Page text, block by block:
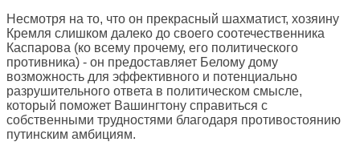
Несмотря на то, что он прекрасный шахматист, хозяину
Кремля слишком далеко до своего соотечественника
Каспарова (ко всему прочему, его политического
противника) - он предоставляет Белому дому
возможность для эффективного и потенциально
разрушительного ответа в политическом смысле,
который поможет Вашингтону справиться с
собственными трудностями благодаря противостоянию
путинским амбициям.